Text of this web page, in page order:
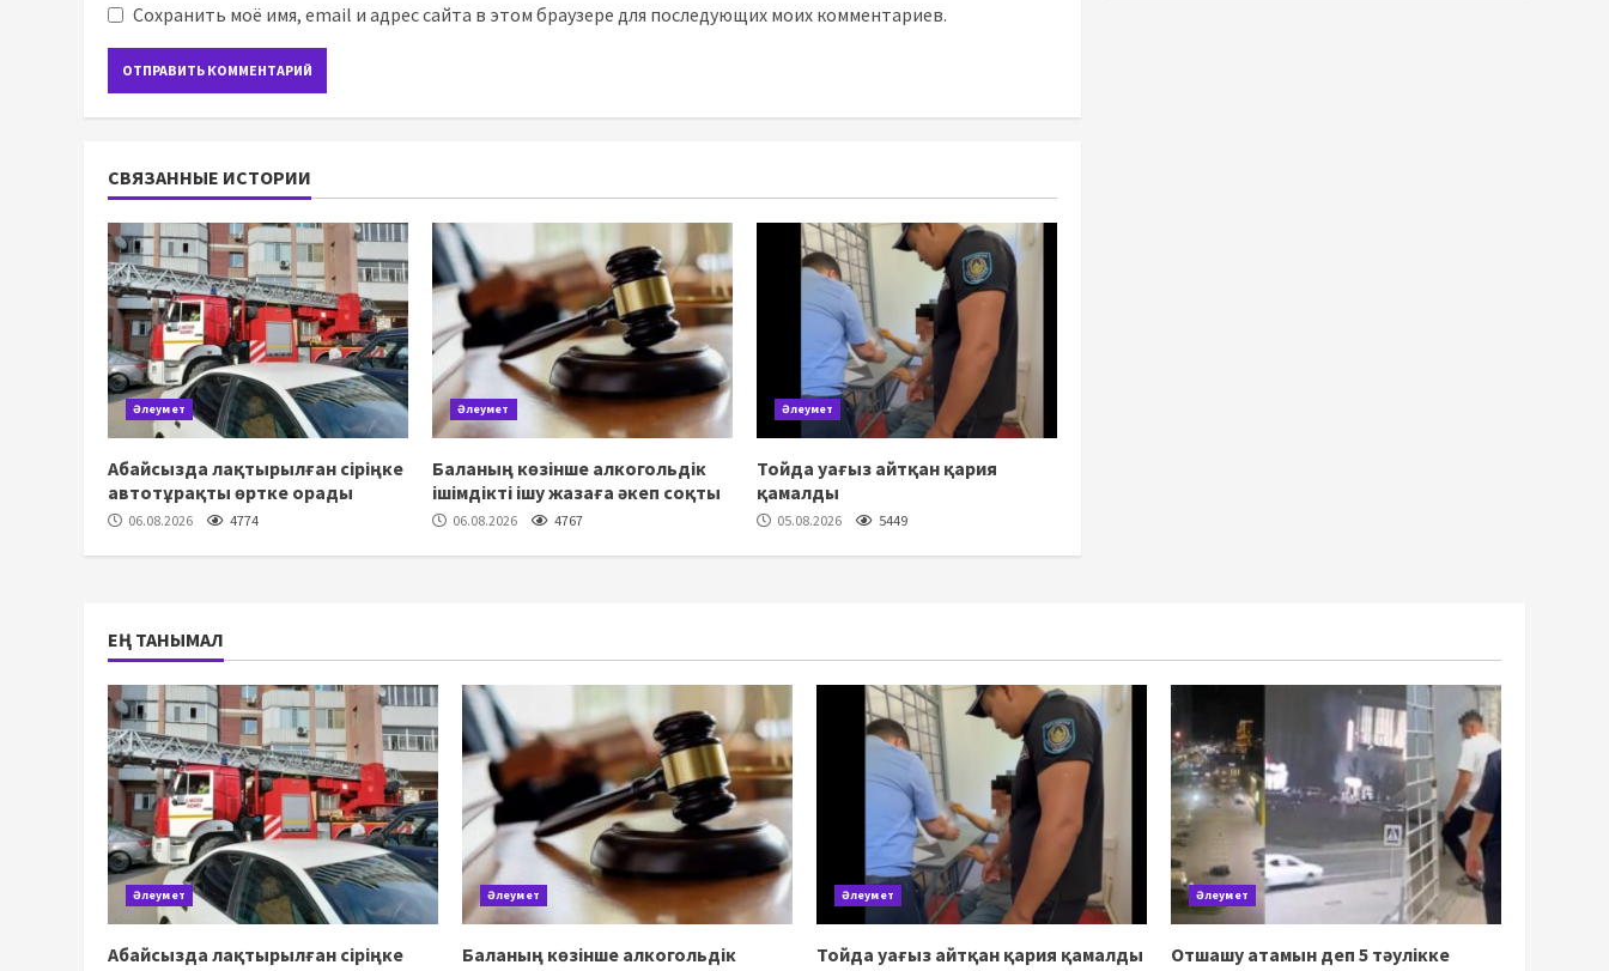
Сохранить моё имя, email и адрес сайта в этом браузере для последующих моих комментариев.
СВЯЗАННЫЕ ИСТОРИИ
Әлеумет
Абайсызда лақтырылған сіріңке
автотұрақты өртке орады
06.08.2026 4774
Әлеумет
Баланың көзінше алкогольдік
ішімдікті ішу жазаға әкеп соқты
06.08.2026 4767
Әлеумет
Тойда уағыз айтқан қария
қамалды
05.08.2026 5449
ЕҢ ТАНЫМАЛ
Әлеумет
Абайсызда лақтырылған сіріңке
Әлеумет
Баланың көзінше алкогольдік
Әлеумет
Тойда уағыз айтқан қария қамалды
Әлеумет
Отшашу атамын деп 5 тәулікке